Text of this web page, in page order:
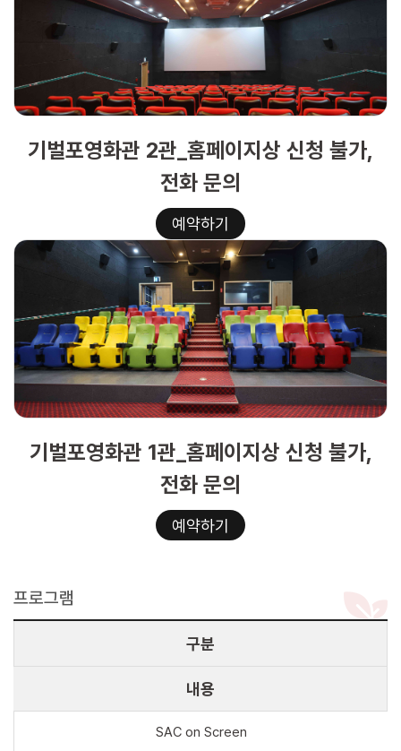
기벌포영화관 2관_홈페이지상 신청 불가,
전화 문의
예약하기
기벌포영화관 1관_홈페이지상 신청 불가,
전화 문의
예약하기
프로그램
구분
내용
SAC on Screen